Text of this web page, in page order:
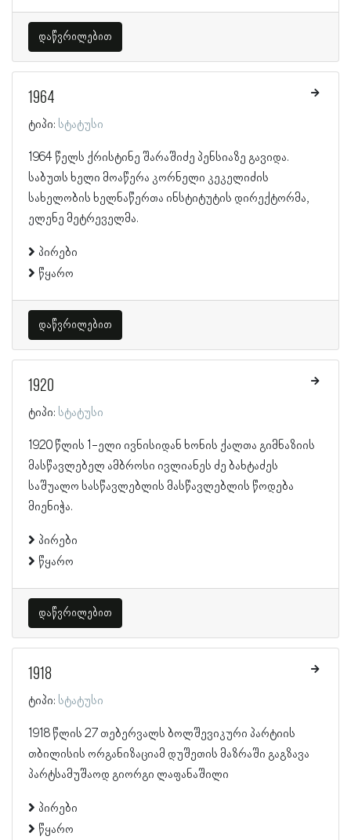
დაწვრილებით
1964
ტიპი: სტატუსი
1964 წელს ქრისტინე შარაშიძე პენსიაზე გავიდა.
საბუთს ხელი მოაწერა კორნელი კეკელიძის
სახელობის ხელნაწერთა ინსტიტუტის დირექტორმა,
ელენე მეტრეველმა.
პირები
წყარო
დაწვრილებით
1920
ტიპი: სტატუსი
1920 წლის 1-ელი ივნისიდან ხონის ქალთა გიმნაზიის
მასწავლებელ ამბროსი ივლიანეს ძე ბახტაძეს
საშუალო სასწავლებლის მასწავლებლის წოდება
მიენიჭა.
პირები
წყარო
დაწვრილებით
1918
ტიპი: სტატუსი
1918 წლის 27 თებერვალს ბოლშევიკური პარტიის
თბილისის ორგანიზაციამ დუშეთის მაზრაში გაგზავა
პარტსამუშაოდ გიორგი ლაფანაშილი
პირები
წყარო